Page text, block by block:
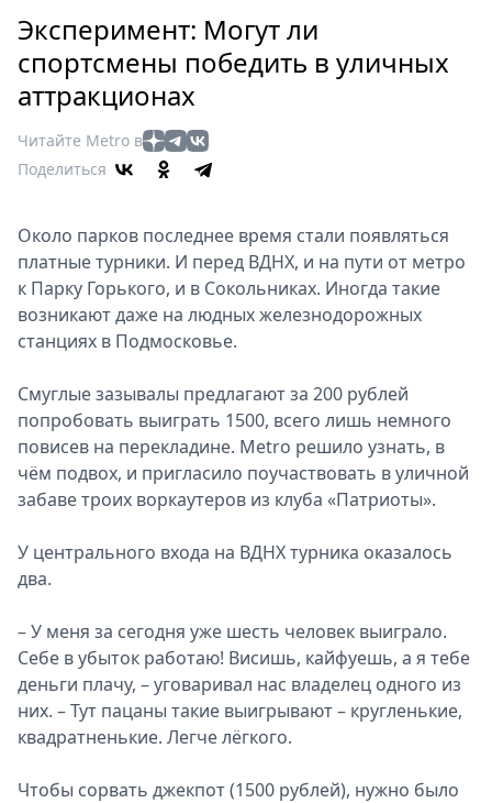
Россия
Мир
Здоровье
Туризм
Мода
Кино
Афиша
Книги
Выставки
релизы
О
Metro
Стримы
Спецпроекты
Звезды
Скачай
Metro
Эксперимент: Могут ли
спортсмены победить в уличных
аттракционах
Читайте Metro в
Поделиться
Около парков последнее время стали появляться
платные турники. И перед ВДНХ, и на пути от метро
к Парку Горького, и в Сокольниках. Иногда такие
возникают даже на людных железнодорожных
станциях в Подмосковье.
Смуглые зазывалы предлагают за 200 рублей
попробовать выиграть 1500, всего лишь немного
повисев на перекладине. Metro решило узнать, в
чём подвох, и пригласило поучаствовать в уличной
забаве троих воркаутеров из клуба «Патриоты».
У центрального входа на ВДНХ турника оказалось
два.
– У меня за сегодня уже шесть человек выиграло.
Себе в убыток работаю! Висишь, кайфуешь, а я тебе
деньги плачу, – уговаривал нас владелец одного из
них. – Тут пацаны такие выигрывают – кругленькие,
квадратненькие. Легче лёгкого.
Чтобы сорвать джекпот (1500 рублей), нужно было